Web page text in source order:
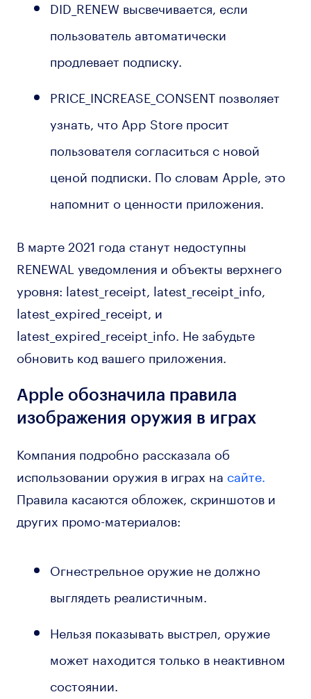
DID_RENEW высвечивается, если
пользователь автоматически
продлевает подписку.
PRICE_INCREASE_CONSENT позволяет
узнать, что App Store просит
пользователя согласиться с новой
ценой подписки. По словам Apple, это
напомнит о ценности приложения.
В марте 2021 года станут недоступны
RENEWAL уведомления и объекты верхнего
уровня: latest_receipt, latest_receipt_info,
latest_expired_receipt, и
latest_expired_receipt_info. Не забудьте
обновить код вашего приложения.
Apple обозначила правила
изображения оружия в играх
Компания подробно рассказала об
использовании оружия в играх на сайте.
Правила касаются обложек, скриншотов и
других промо-материалов:
Огнестрельное оружие не должно
выглядеть реалистичным.
Нельзя показывать выстрел, оружие
может находится только в неактивном
состоянии.